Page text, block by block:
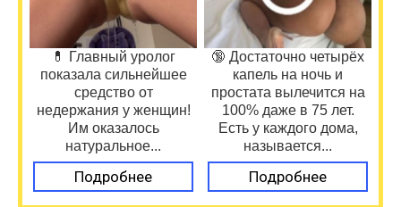
💊 Главный уролог
показала сильнейшее
средство от
недержания у женщин!
Им оказалось
натуральное...
Подробнее
🔞 Достаточно четырёх
капель на ночь и
простата вылечится на
100% даже в 75 лет.
Есть у каждого дома,
называется...
Подробнее